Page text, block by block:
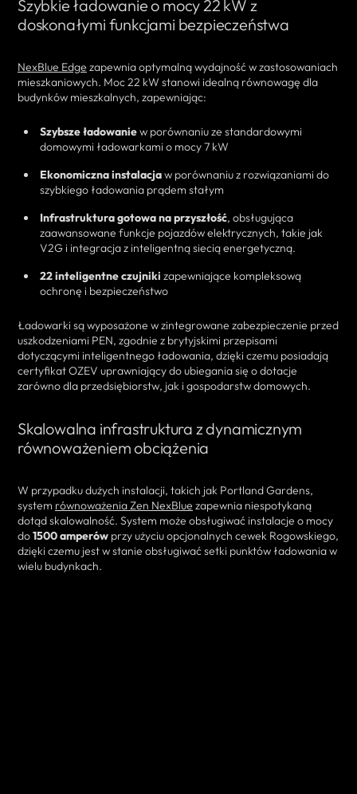
Szybkie ładowanie o mocy 22 kW z
doskonałymi funkcjami bezpieczeństwa
NexBlue Edge zapewnia optymalną wydajność w zastosowaniach
mieszkaniowych. Moc 22 kW stanowi idealną równowagę dla
budynków mieszkalnych, zapewniając:
Szybsze ładowaniew porównaniu ze standardowymi
domowymi ładowarkami o mocy 7 kW
Ekonomiczna instalacjaw porównaniu z rozwiązaniami do
szybkiego ładowania prądem stałym
Infrastruktura gotowa na przyszłość, obsługująca
zaawansowane funkcje pojazdów elektrycznych, takie jak
V2G i integracja z inteligentną siecią energetyczną.
22 inteligentne czujniki zapewniające kompleksową
ochronę i bezpieczeństwo
Ładowarki są wyposażone w zintegrowane zabezpieczenie przed
uszkodzeniami PEN, zgodnie z brytyjskimi przepisami
dotyczącymi inteligentnego ładowania, dzięki czemu posiadają
certyfikat OZEV uprawniający do ubiegania się o dotacje
zarówno dla przedsiębiorstw, jak i gospodarstw domowych.
Skalowalna infrastruktura z dynamicznym
równoważeniem obciążenia
W przypadku dużych instalacji, takich jak Portland Gardens,
system równoważenia Zen NexBlue zapewnia niespotykaną
dotąd skalowalność. System może obsługiwać instalacje o mocy
do1500 amperów przy użyciu opcjonalnych cewek Rogowskiego,
dzięki czemu jest w stanie obsługiwać setki punktów ładowania w
wielu budynkach.